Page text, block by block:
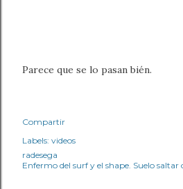
Parece que se lo pasan bién.
Compartir
Labels: videos
radesega
Enfermo del surf y el shape. Suelo saltar